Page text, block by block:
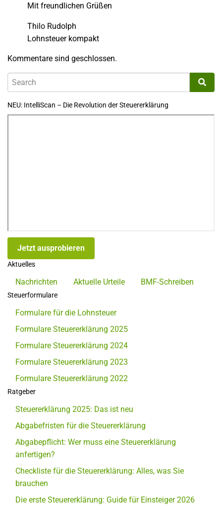
Mit freundlichen Grüßen
Thilo Rudolph
Lohnsteuer kompakt
Kommentare sind geschlossen.
NEU: IntelliScan – Die Revolution der Steuererklärung
Jetzt ausprobieren
Aktuelles
Nachrichten Aktuelle Urteile BMF-Schreiben
Steuerformulare
Formulare für die Lohnsteuer
Formulare Steuererklärung 2025
Formulare Steuererklärung 2024
Formulare Steuererklärung 2023
Formulare Steuererklärung 2022
Ratgeber
Steuererklärung 2025: Das ist neu
Abgabefristen für die Steuererklärung
Abgabepflicht: Wer muss eine Steuererklärung
anfertigen?
Checkliste für die Steuererklärung: Alles, was Sie
brauchen
Die erste Steuererklärung: Guide für Einsteiger 2026